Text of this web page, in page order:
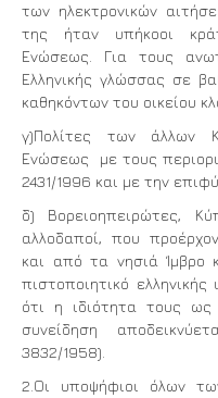
των ηλεκτρονικών
της ήταν υπήκοοι
Ενώσεως. Για τους
Ελληνικής γλώσσας σε
καθηκόντων του οικείου
γ)Πολίτες των άλλων
Ενώσεως με τους
2431/1996 και με την
δ) Βορειοηπειρώτες,
αλλοδαποί, που
και από τα νησιά Ίμβρο
πιστοποιητικό
ότι η ιδιότητα τους
συνείδηση
3832/1958).
2.Οι υποψήφιοι όλων